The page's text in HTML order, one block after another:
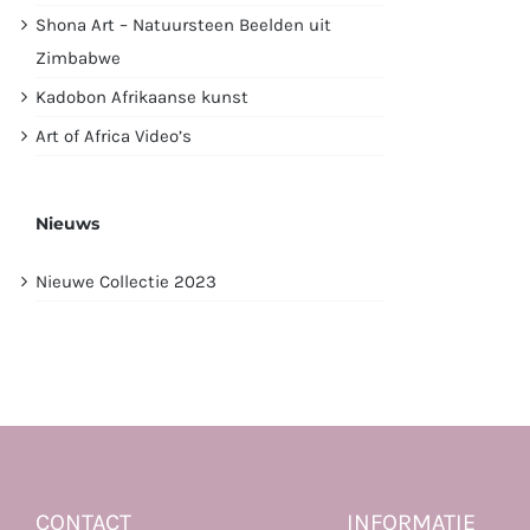
Shona Art – Natuursteen Beelden uit
Zimbabwe
Kadobon Afrikaanse kunst
Art of Africa Video’s
Nieuws
Nieuwe Collectie 2023
CONTACT INFORMATIE